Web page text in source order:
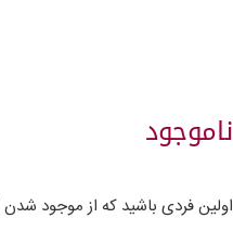
ناموجود
اولین فردی باشید که از موجود